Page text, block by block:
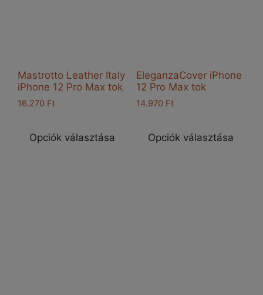
Mastrotto Leather Italy
iPhone 12 Pro Max tok
16.270 Ft
Opciók választása
EleganzaCover iPhone
12 Pro Max tok
14.970 Ft
Opciók választása